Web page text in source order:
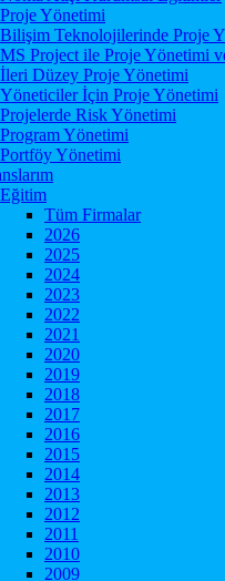
Proje Yönetimi
Bilişim Teknolojilerinde Proje
MS Project ile Proje Yönetimi
İleri Düzey Proje Yönetimi
Yöneticiler İçin Proje Yönetimi
Projelerde Risk Yönetimi
Program Yönetimi
Portföy Yönetimi
Eğitim
Tüm Firmalar
2026
2025
2024
2023
2022
2021
2020
2019
2018
2017
2016
2015
2014
2013
2012
2011
2010
2009